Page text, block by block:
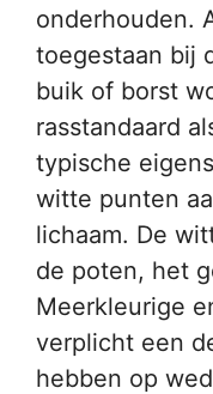
onderhouden.
toegestaan bij
buik of borst
rasstandaard
typische
witte punten
lichaam. De
de poten, het
Meerkleurige
verplicht een
hebben op